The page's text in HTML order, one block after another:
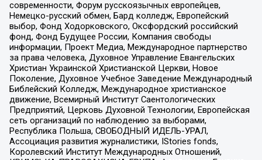
современности, Форум русскоязычных европейцев,
Немецко-русский обмен, Бард колледж, Европейский
выбор, Фонд Ходорковского, Оксфордский российский
фонд, Фонд Будущее России, Компания свободы
информации, Проект Медиа, Международное партнерство
за права человека, Духовное Управление Евангельских
Христиан Украинской Христианской Церкви, Новое
Поколение, Духовное Учебное Заведение Международный
Библейский Колледж, Международное христианское
движение, Всемирный Институт Саентологических
Предприятий, Церковь Духовной Технологии, Европейская
сеть организаций по наблюдению за выборами,
Республика Польша, СВОБОДНЫЙ ИДЕЛЬ-УРАЛ,
Ассоциация развития журналистики, IStories fonds,
Королевский Институт Международных Отношений,